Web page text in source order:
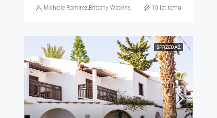
Michelle Ramirez Brittany Watkins 10 lat temu
SPRZEDAŻ